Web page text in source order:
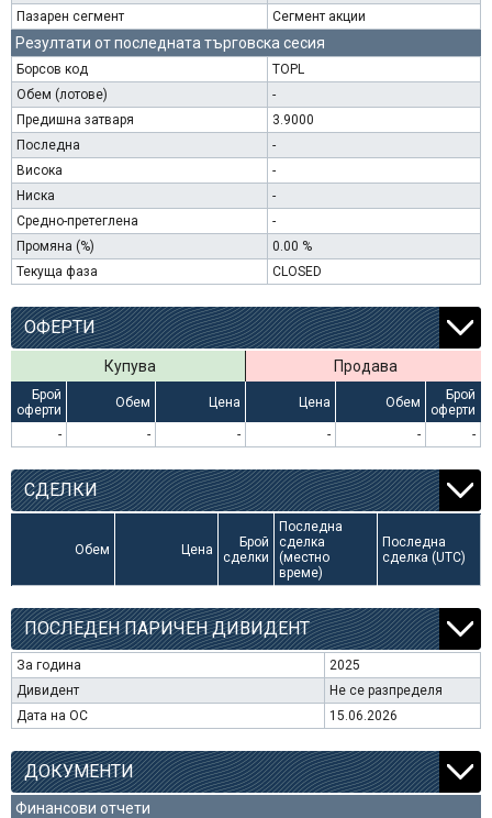
Пазарен сегмент
Сегмент акции
Резултати от последната търговска сесия
Борсов код
TOPL
Обем (лотове)
-
Предишна затваря
3.9000
Последна
-
Висока
-
Ниска
-
Средно-претеглена
-
Промяна (%)
0.00 %
Текуща фаза
CLOSED
ОФЕРТИ
Купува Продава
Брой
оферти
Обем Цена Цена Обем
Брой
оферти
-
- - - - -
СДЕЛКИ
Обем Цена
Брой
сделки
Последна
сделка
(местно
време)
Последна
сделка (UTC)
ПОСЛЕДЕН ПАРИЧЕН ДИВИДЕНТ
За година
2025
Дивидент
Не се разпределя
Дата на ОС
15.06.2026
ДОКУМЕНТИ
Финансови отчети